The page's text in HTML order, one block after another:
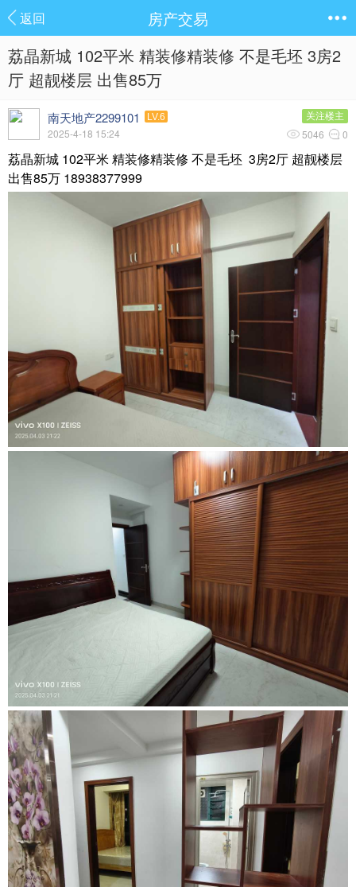
返回 房产交易
荔晶新城 102平米 精装修精装修 不是毛坯 3房2
厅 超靓楼层 出售85万
南天地产2299101 LV.6
2025-4-18 15:24
关注楼主
5046 0
荔晶新城 102平米 精装修精装修 不是毛坯 3房2厅 超靓楼层
出售85万 18938377999